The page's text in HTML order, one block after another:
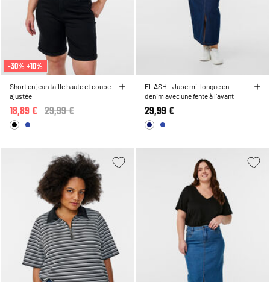
-30% +10%
Short en jean taille haute et coupe
ajustée
Price reduced from
29,99 €
18,89 €
FLASH - Jupe mi-longue en
denim avec une fente à l’avant
29,99 €